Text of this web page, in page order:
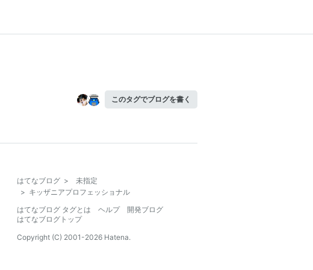
このタグでブログを書く
はてなブログ >
未指定
> キッザニアプロフェッショナル
はてなブログ タグとは
ヘルプ
開発ブログ
はてなブログトップ
Copyright (C) 2001-2026 Hatena.